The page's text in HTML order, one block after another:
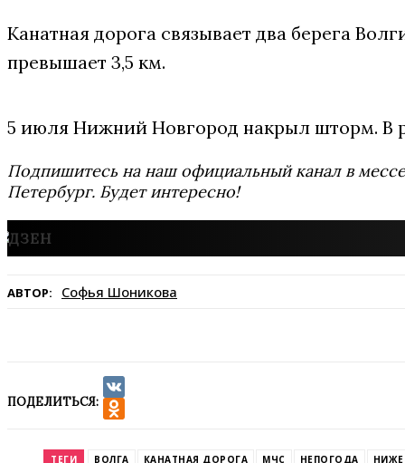
Канатная дорога связывает два берега
превышает 3,5 км.
5 июля Нижний Новгород накрыл шторм. В
Подпишитесь на наш официальный канал в
Петербург. Будет интересно!
АВТОР: Софья Шоникова
ПОДЕЛИТЬСЯ:
VK
ТЕГИ ВОЛГА КАНАТНАЯ ДОРОГА МЧС НЕПОГОДА